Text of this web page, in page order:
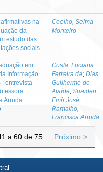
na
da
estudo das
sociais
Coelho, Selma
Monteiro
em
Informação
: entrevista
Arruda
Costa, Luciana
Ferreira da; Dias,
Guilherme de
Ataíde; Suaiden,
Emir José;
Ramalho,
Francisca Arruda
a 60 de 75 Próximo >